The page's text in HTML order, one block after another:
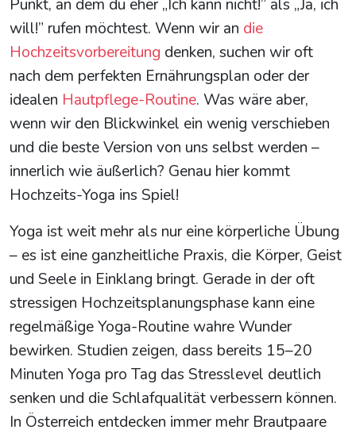
Punkt, an dem du eher „Ich kann nicht!” als „Ja, ich
will!” rufen möchtest. Wenn wir an die
Hochzeitsvorbereitung denken, suchen wir oft
nach dem perfekten Ernährungsplan oder der
idealen Hautpflege-Routine. Was wäre aber,
wenn wir den Blickwinkel ein wenig verschieben
und die beste Version von uns selbst werden –
innerlich wie äußerlich? Genau hier kommt
Hochzeits-Yoga ins Spiel!
Yoga ist weit mehr als nur eine körperliche Übung
– es ist eine ganzheitliche Praxis, die Körper, Geist
und Seele in Einklang bringt. Gerade in der oft
stressigen Hochzeitsplanungsphase kann eine
regelmäßige Yoga-Routine wahre Wunder
bewirken. Studien zeigen, dass bereits 15–20
Minuten Yoga pro Tag das Stresslevel deutlich
senken und die Schlafqualität verbessern können.
In Österreich entdecken immer mehr Brautpaare